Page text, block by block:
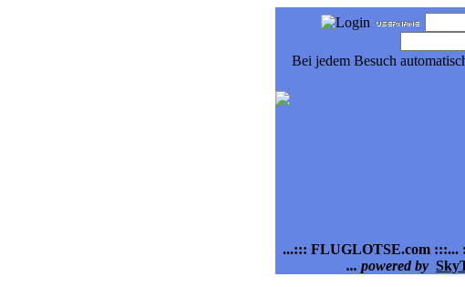
Bei jedem Besuch
...::: FLUGLOTSE.com :::...
... powered by